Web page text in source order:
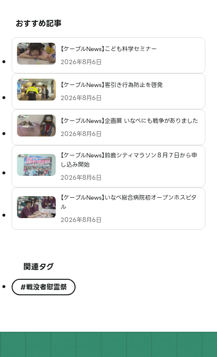
おすすめ記事
【ケーブルNews】こども科学セミナー
2026年8月6日
【ケーブルNews】客引き行為防止を啓発
2026年8月6日
【ケーブルNews】企画展 いなべにも戦争がありました
2026年8月6日
【ケーブルNews】鈴鹿シティマラソン８月７日から申
し込み開始
2026年8月6日
【ケーブルNews】いなべ総合病院初オープンホスピタ
ル
2026年8月6日
関連タグ
#戦没者慰霊祭